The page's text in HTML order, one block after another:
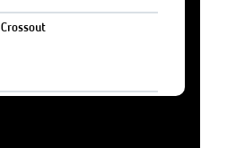
Crossout